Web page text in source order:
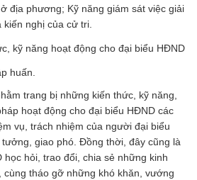
địa phương; Kỹ năng giám sát việc giải
kiến nghị của cử tri.
huấn.
trang bị những kiến thức, kỹ năng,
hoạt động cho đại biểu HĐND các
vụ, trách nhiệm của người đại biểu
giao phó. Đồng thời, đây cũng là
học hỏi, trao đổi, chia sẻ những kinh
cùng tháo gỡ những khó khăn, vướng